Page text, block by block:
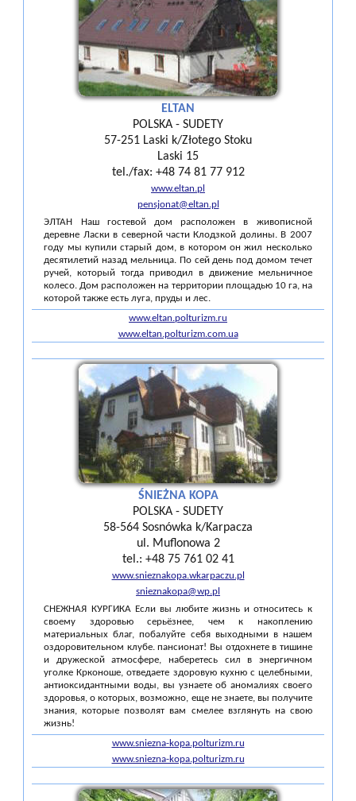
ELTAN
POLSKA - SUDETY
57-251 Laski k/Złotego Stoku
Laski 15
tel./fax: +48 74 81 77 912
www.eltan.pl
pensjonat@eltan.pl
ЭЛТАН Наш гостевой дом расположен в живописной
деревне Ласки в северной части Клодзкой долины. В 2007
году мы купили старый дом, в котором он жил несколько
десятилетий назад мельница. По сей день под домом течет
ручей, который тогда приводил в движение мельничное
колесо. Дом расположен на территории площадью 10 га, на
которой также есть луга, пруды и лес.
www.eltan.polturizm.ru
www.eltan.polturizm.com.ua
ŚNIEŻNA KOPA
POLSKA - SUDETY
58-564 Sosnówka k/Karpacza
ul. Muflonowa 2
tel.: +48 75 761 02 41
www.snieznakopa.wkarpaczu.pl
snieznakopa@wp.pl
СНЕЖНАЯ КУРГИКА Если вы любите жизнь и относитесь к
своему здоровью серьёзнее, чем к накоплению
материальных благ, побалуйте себя выходными в нашем
оздоровительном клубе. пансионат! Вы отдохнете в тишине
и дружеской атмосфере, наберетесь сил в энергичном
уголке Крконоше, отведаете здоровую кухню с целебными,
антиоксидантными воды, вы узнаете об аномалиях своего
здоровья, о которых, возможно, еще не знаете, вы получите
знания, которые позволят вам смелее взглянуть на свою
жизнь!
www.sniezna-kopa.polturizm.ru
www.sniezna-kopa.polturizm.ru